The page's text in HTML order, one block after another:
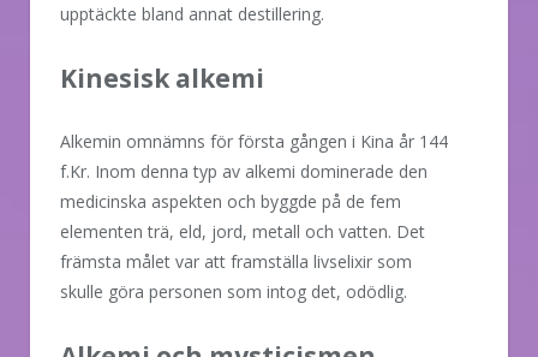
upptäckte bland annat destillering.
Kinesisk alkemi
Alkemin omnämns för första gången i Kina år 144
f.Kr. Inom denna typ av alkemi dominerade den
medicinska aspekten och byggde på de fem
elementen trä, eld, jord, metall och vatten. Det
främsta målet var att framställa livselixir som
skulle göra personen som intog det, odödlig.